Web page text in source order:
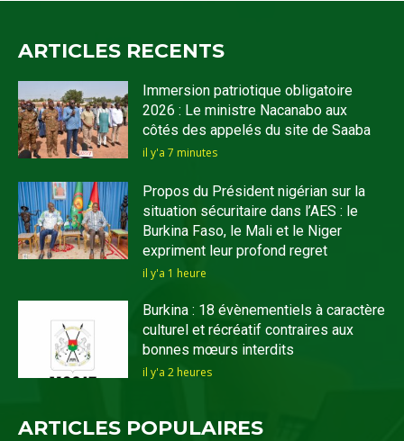
ARTICLES RECENTS
Immersion patriotique obligatoire
2026 : Le ministre Nacanabo aux
côtés des appelés du site de Saaba
il y'a 7 minutes
Propos du Président nigérian sur la
situation sécuritaire dans l’AES : le
Burkina Faso, le Mali et le Niger
expriment leur profond regret
il y'a 1 heure
Burkina : 18 évènementiels à caractère
culturel et récréatif contraires aux
bonnes mœurs interdits
il y'a 2 heures
ARTICLES POPULAIRES